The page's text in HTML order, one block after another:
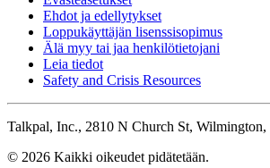
Ehdot ja edellytykset
Loppukäyttäjän lisenssisopimus
Älä myy tai jaa henkilötietojani
Leia tiedot
Safety and Crisis Resources
Talkpal, Inc., 2810 N Church St,
© 2026 Kaikki oikeudet pidätetään.